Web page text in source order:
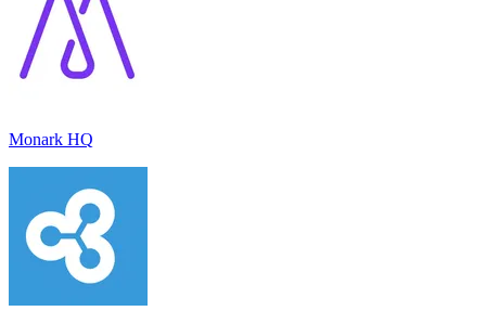
Monark HQ